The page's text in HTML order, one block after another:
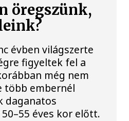
öregszünk,
évben világszerte
figyeltek fel a
még nem
több embernél
daganatos
éves kor előtt.